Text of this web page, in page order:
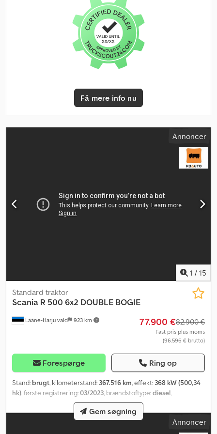
klimaanlæg + elektrisk tagluge + Webasto oliefyr, ACC "adaptiv
fartpilot" + nødbremseassistent + vognbane- og skifteassistent,
LED-forlygter + LED-kørelys + LED-baglygter, førersæde med
luftaffjedring, sædevarme og sædeventilation, multifunktionsrat i
læder, boardcomputer, el-ruder, el-spejle med varme,
beskyttelseslåsesystem, centrallås med fjernbetjening, ABS, TC
"traktonskontrol", elektronisk startassistent, solskærm,
lift- og styreaksel, lavt monteret træk, 1x tank, differentialespærre
på bagaksel tilkobles, etc. !!! Køretøjet er undervejs / Flere billeder
og detaljer følger !!! !!! JEG TALER POLSK !!! WE SPEAK ENGLISH !!!
Få mere info nu
Annoncer
1 / 15
Lääne-Harju vald 923 km
Standard traktor
Scania R 500 6x2 DOUBLE BOGIE
77.900 €82.900 €
Fast pris plus moms
(96.596 € brutto)
Forespørge Ring op
Stand: brugt, kilometerstand: 367.516 km, effekt: 368 kW (500,34
hk) , første registrering:03/2023 , brændstoftype:diesel
6x2, akselafstand:3.150 mm
brændstoftank kapacitet: 565 l, førerhus:sovekabine, geartype:
, emissionsklasse: , affjedring: stål-luft, samlet
Annoncer
Gem søgning